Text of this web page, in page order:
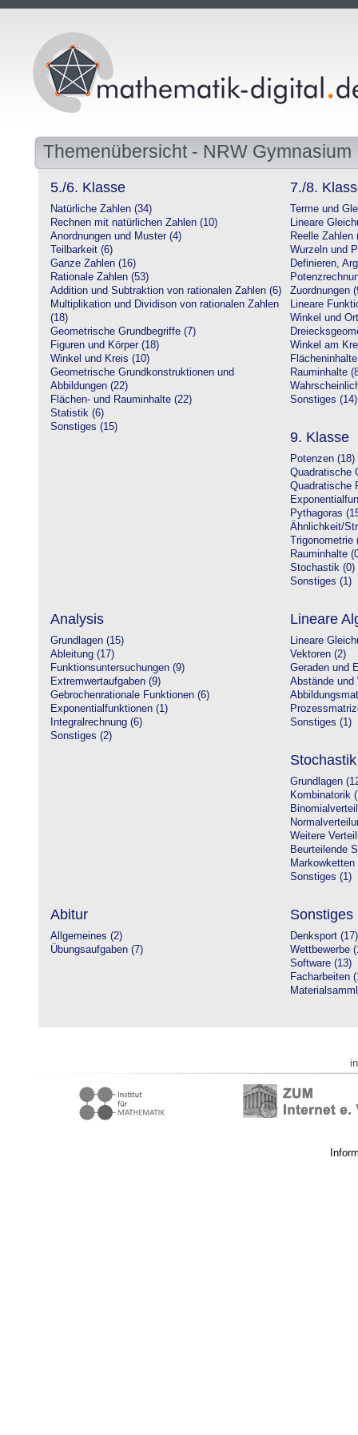
Themenübersicht - NRW Gymnasium
5./6. Klasse
Natürliche Zahlen (34)
Rechnen mit natürlichen Zahlen (10)
Anordnungen und Muster (4)
Teilbarkeit (6)
Ganze Zahlen (16)
Rationale Zahlen (53)
Addition und Subtraktion von rationalen Zahlen (6)
Multiplikation und Dividison von rationalen Zahlen
(18)
Geometrische Grundbegriffe (7)
Figuren und Körper (18)
Winkel und Kreis (10)
Geometrische Grundkonstruktionen und
Abbildungen (22)
Flächen- und Rauminhalte (22)
Statistik (6)
Sonstiges (15)
7./8.
Terme und
Lineare
Reelle Zahlen
Wurzeln und
Definieren,
Zuordnungen
Lineare
Winkel und
Winkel am
Rauminhalte
Sonstiges (14)
9. Klasse
Potenzen (18)
Quadratische
Quadratische
Pythagoras
Ähnlichkeit/
Trigonometrie
Rauminhalte
Stochastik (0)
Sonstiges (1)
Analysis
Grundlagen (15)
Ableitung (17)
Funktionsuntersuchungen (9)
Extremwertaufgaben (9)
Gebrochenrationale Funktionen (6)
Exponentialfunktionen (1)
Integralrechnung (6)
Sonstiges (2)
Lineare
Lineare
Vektoren (2)
Geraden und
Abstände und
Sonstiges (1)
Stochastik
Grundlagen
Kombinatorik
Weitere
Beurteilende
Markowketten
Sonstiges (1)
Abitur
Allgemeines (2)
Übungsaufgaben (7)
Sonstiges
Denksport (17)
Wettbewerbe
Software (13)
Facharbeiten